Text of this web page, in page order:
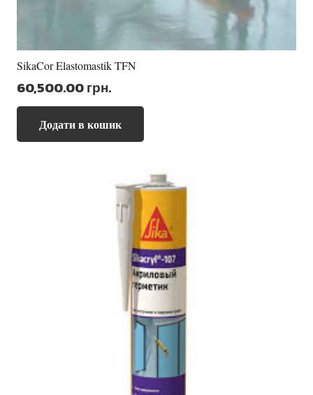
SikaCor Elastomastik TFN
60,500.00грн.
Додати в кошик